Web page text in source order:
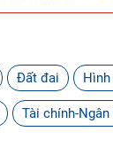
Đất đai
Tài chính-Ngân